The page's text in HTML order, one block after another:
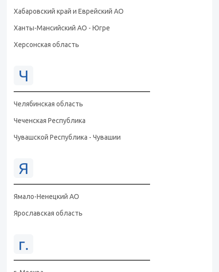
Хабаровский край и Еврейский АО
Ханты-Мансийский АО - Югре
Херсонская область
Ч
Челябинская область
Чеченская Республика
Чувашской Республика - Чувашии
Я
Ямало-Ненецкий АО
Ярославская область
г.